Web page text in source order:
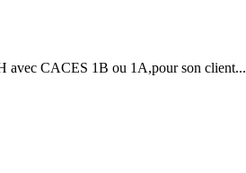
avec CACES 1B ou 1A,pour son client...